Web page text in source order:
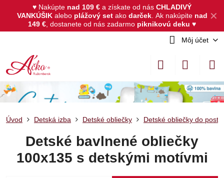
✕
♥ Nakúpte nad 109 € a získate od nás CHLADIVÝ
VANKÚŠIKalebo plážový set akodarček. Ak nakúpite nad
149 € , dostanete od nás zadarmo piknikovú deku ♥
Môj účet
Úvod Detská izba Detské obliečky Detské obliečky do
Detské bavlnené obliečky
100x135 s detskými motívmi